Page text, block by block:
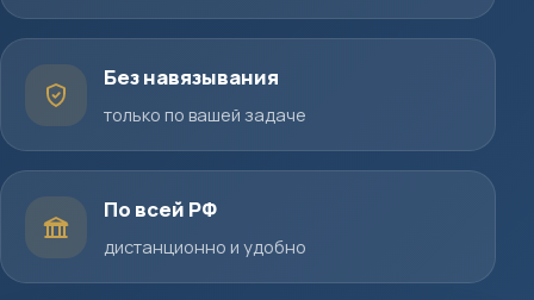
Без навязывания
только по вашей задаче
По всей РФ
дистанционно и удобно